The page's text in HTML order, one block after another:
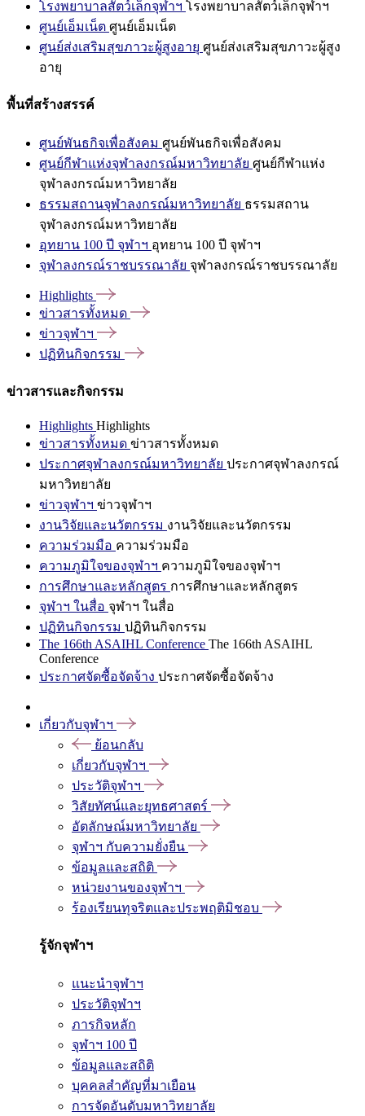
โรงพยาบาลสัตว์เล็กจุฬาฯ โรงพยาบาลสัตว์เล็กจุฬาฯ
ศูนย์เอ็มเน็ต ศูนย์เอ็มเน็ต
ศูนย์ส่งเสริมสุขภาวะผู้สูงอายุ ศูนย์ส่งเสริมสุขภาวะผู้สูง
อายุ
พื้นที่สร้างสรรค์
ศูนย์พันธกิจเพื่อสังคม ศูนย์พันธกิจเพื่อสังคม
ศูนย์กีฬาแห่งจุฬาลงกรณ์มหาวิทยาลัย ศูนย์กีฬาแห่ง
จุฬาลงกรณ์มหาวิทยาลัย
ธรรมสถานจุฬาลงกรณ์มหาวิทยาลัย ธรรมสถาน
จุฬาลงกรณ์มหาวิทยาลัย
อุทยาน 100 ปี จุฬาฯ อุทยาน 100 ปี จุฬาฯ
จุฬาลงกรณ์ราชบรรณาลัย จุฬาลงกรณ์ราชบรรณาลัย
Highlights
ข่าวสารทั้งหมด
ข่าวจุฬาฯ
ปฏิทินกิจกรรม
ข่าวสารและกิจกรรม
Highlights Highlights
ข่าวสารทั้งหมด ข่าวสารทั้งหมด
ประกาศจุฬาลงกรณ์มหาวิทยาลัย ประกาศจุฬาลงกรณ์
มหาวิทยาลัย
ข่าวจุฬาฯ ข่าวจุฬาฯ
งานวิจัยและนวัตกรรม งานวิจัยและนวัตกรรม
ความร่วมมือ ความร่วมมือ
ความภูมิใจของจุฬาฯ ความภูมิใจของจุฬาฯ
การศึกษาและหลักสูตร การศึกษาและหลักสูตร
จุฬาฯ ในสื่อ จุฬาฯ ในสื่อ
ปฏิทินกิจกรรม ปฏิทินกิจกรรม
The 166th ASAIHL Conference The 166th ASAIHL
Conference
ประกาศจัดซื้อจัดจ้าง ประกาศจัดซื้อจัดจ้าง
เกี่ยวกับจุฬาฯ
ย้อนกลับ
เกี่ยวกับจุฬาฯ
ประวัติจุฬาฯ
วิสัยทัศน์และยุทธศาสตร์
อัตลักษณ์มหาวิทยาลัย
จุฬาฯ กับความยั่งยืน
ข้อมูลและสถิติ
หน่วยงานของจุฬาฯ
ร้องเรียนทุจริตและประพฤติมิชอบ
รู้จักจุฬาฯ
แนะนำจุฬาฯ
ประวัติจุฬาฯ
ภารกิจหลัก
จุฬาฯ 100 ปี
ข้อมูลและสถิติ
บุคคลสำคัญที่มาเยือน
การจัดอันดับมหาวิทยาลัย